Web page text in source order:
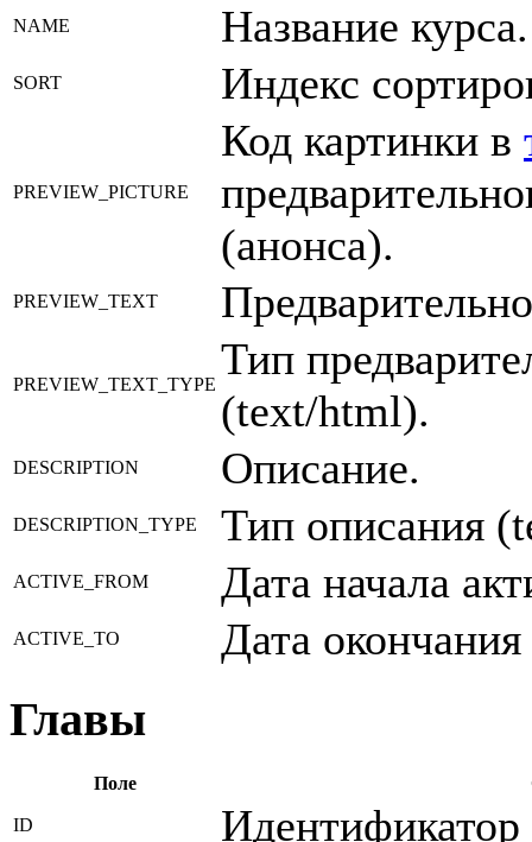
NAME Название курса.
SORT Индекс
PREVIEW_PICTURE
Код картинки в
(анонса).
PREVIEW_TEXT
PREVIEW_TEXT_TYPE
Тип
(text/html).
DESCRIPTION Описание.
DESCRIPTION_TYPE Тип описания
ACTIVE_FROM Дата начала
ACTIVE_TO Дата
Главы
Поле
ID Идентификатор